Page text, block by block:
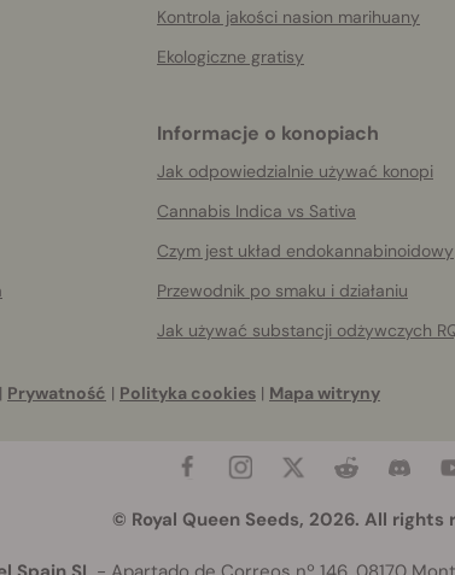
Kontrola jakości nasion marihuany
Ekologiczne gratisy
Informacje o konopiach
Jak odpowiedzialnie używać konopi
Cannabis Indica vs Sativa
Czym jest układ endokannabinoidowy
Przewodnik po smaku i działaniu
Jak używać substancji odżywczych
| Prywatność | Polityka cookies | Mapa witryny
© Royal Queen Seeds, 2026. All rights